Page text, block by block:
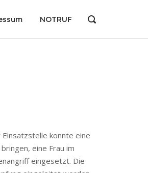
NOTRUF
OPEN
BAR
konnte eine
eine Frau im
eingesetzt. Die